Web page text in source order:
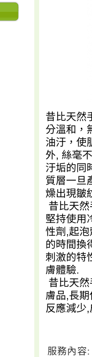
昔比天然
分溫和，
油汙，使
外, 絲毫
汙垢的同
質層一旦
燥出現皺
昔比天
堅持使用
性劑,起
的時間換
刺激的特
膚體驗.
昔比天
膚品,長
反應減少
服務內容